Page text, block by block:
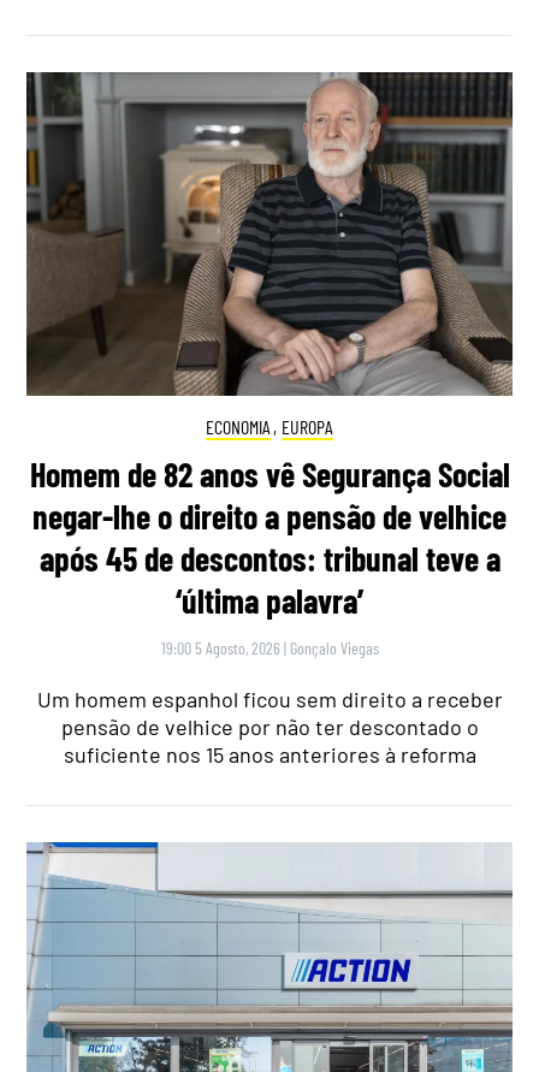
ECONOMIA , EUROPA
Homem de 82 anos vê Segurança Social
negar-lhe o direito a pensão de velhice
após 45 de descontos: tribunal teve a
‘última palavra’
19:00 5 Agosto, 2026 | Gonçalo Viegas
Um homem espanhol ficou sem direito a receber
pensão de velhice por não ter descontado o
suficiente nos 15 anos anteriores à reforma